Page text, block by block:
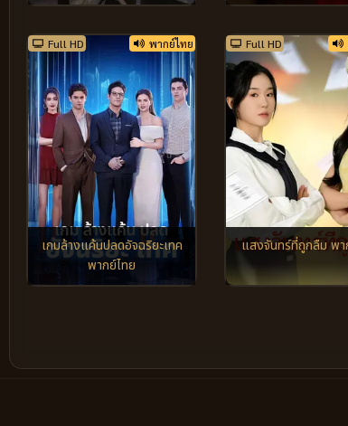
Full HD พากย์ไทย
เกมล้างแค้นปลดอัจฉริยะเทค
พากย์ไทย
Full HD
แสงจันทร์ที่ถูกลืม พา